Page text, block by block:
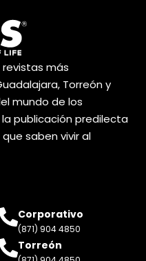
revistas más
Torreón y
mundo de los
publicación predilecta
saben vivir al
Corporativo
(871) 904 4850
Torreón